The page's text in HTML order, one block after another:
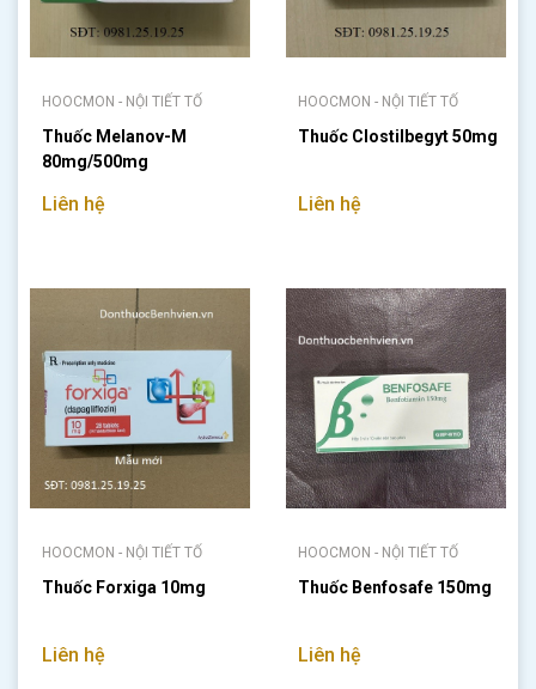
HOOCMON - NỘI TIẾT TỐ
Thuốc Melanov-M
80mg/500mg
Liên hệ
HOOCMON - NỘI TIẾT TỐ
Thuốc Clostilbegyt 50mg
Liên hệ
HOOCMON - NỘI TIẾT TỐ
Thuốc Forxiga 10mg
Liên hệ
HOOCMON - NỘI TIẾT TỐ
Thuốc Benfosafe 150mg
Liên hệ